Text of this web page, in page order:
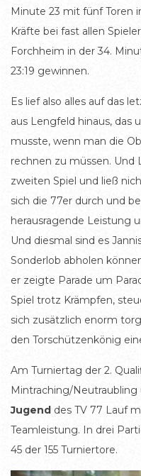
Minute 23 mit fünf Toren
Kräfte bei fast allen
Forchheim in der 34.
23:19 gewinnen.
Es lief also alles auf das
aus Lengfeld hinaus, das
musste, wenn man die
rechnen zu müssen. Und
zweiten Spiel und ließ
sich die 77er durch und
herausragende Leistung
Und diesmal sind es
Sonderlob abholen
er zeigte Parade um
Spiel trotz Krämpfen,
sich zusätzlich enorm
den Torschützenkönig
Am Turniertag der 2.
Mintraching/
Jugend des TV 77 Lauf
Teamleistung. In drei
45 der 155 Turniertore.